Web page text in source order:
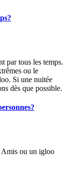
par tous les temps.
ou le
Si une nuitée
dès que possible.
Amis ou un igloo